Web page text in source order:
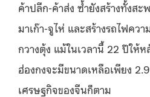
ค้าปลีก-ค้าส่ง ซ้ำยังสร้างทั้งสะ
มาเก๊า-จูไห่ และสร้างรถไฟควา
กวางตุ้ง แม้ในเวลานี้ 22 ปีให้ห
ฮ่องกงจะมีขนาดเหลือเพียง
เศรษฐกิจของจีนก็ตาม